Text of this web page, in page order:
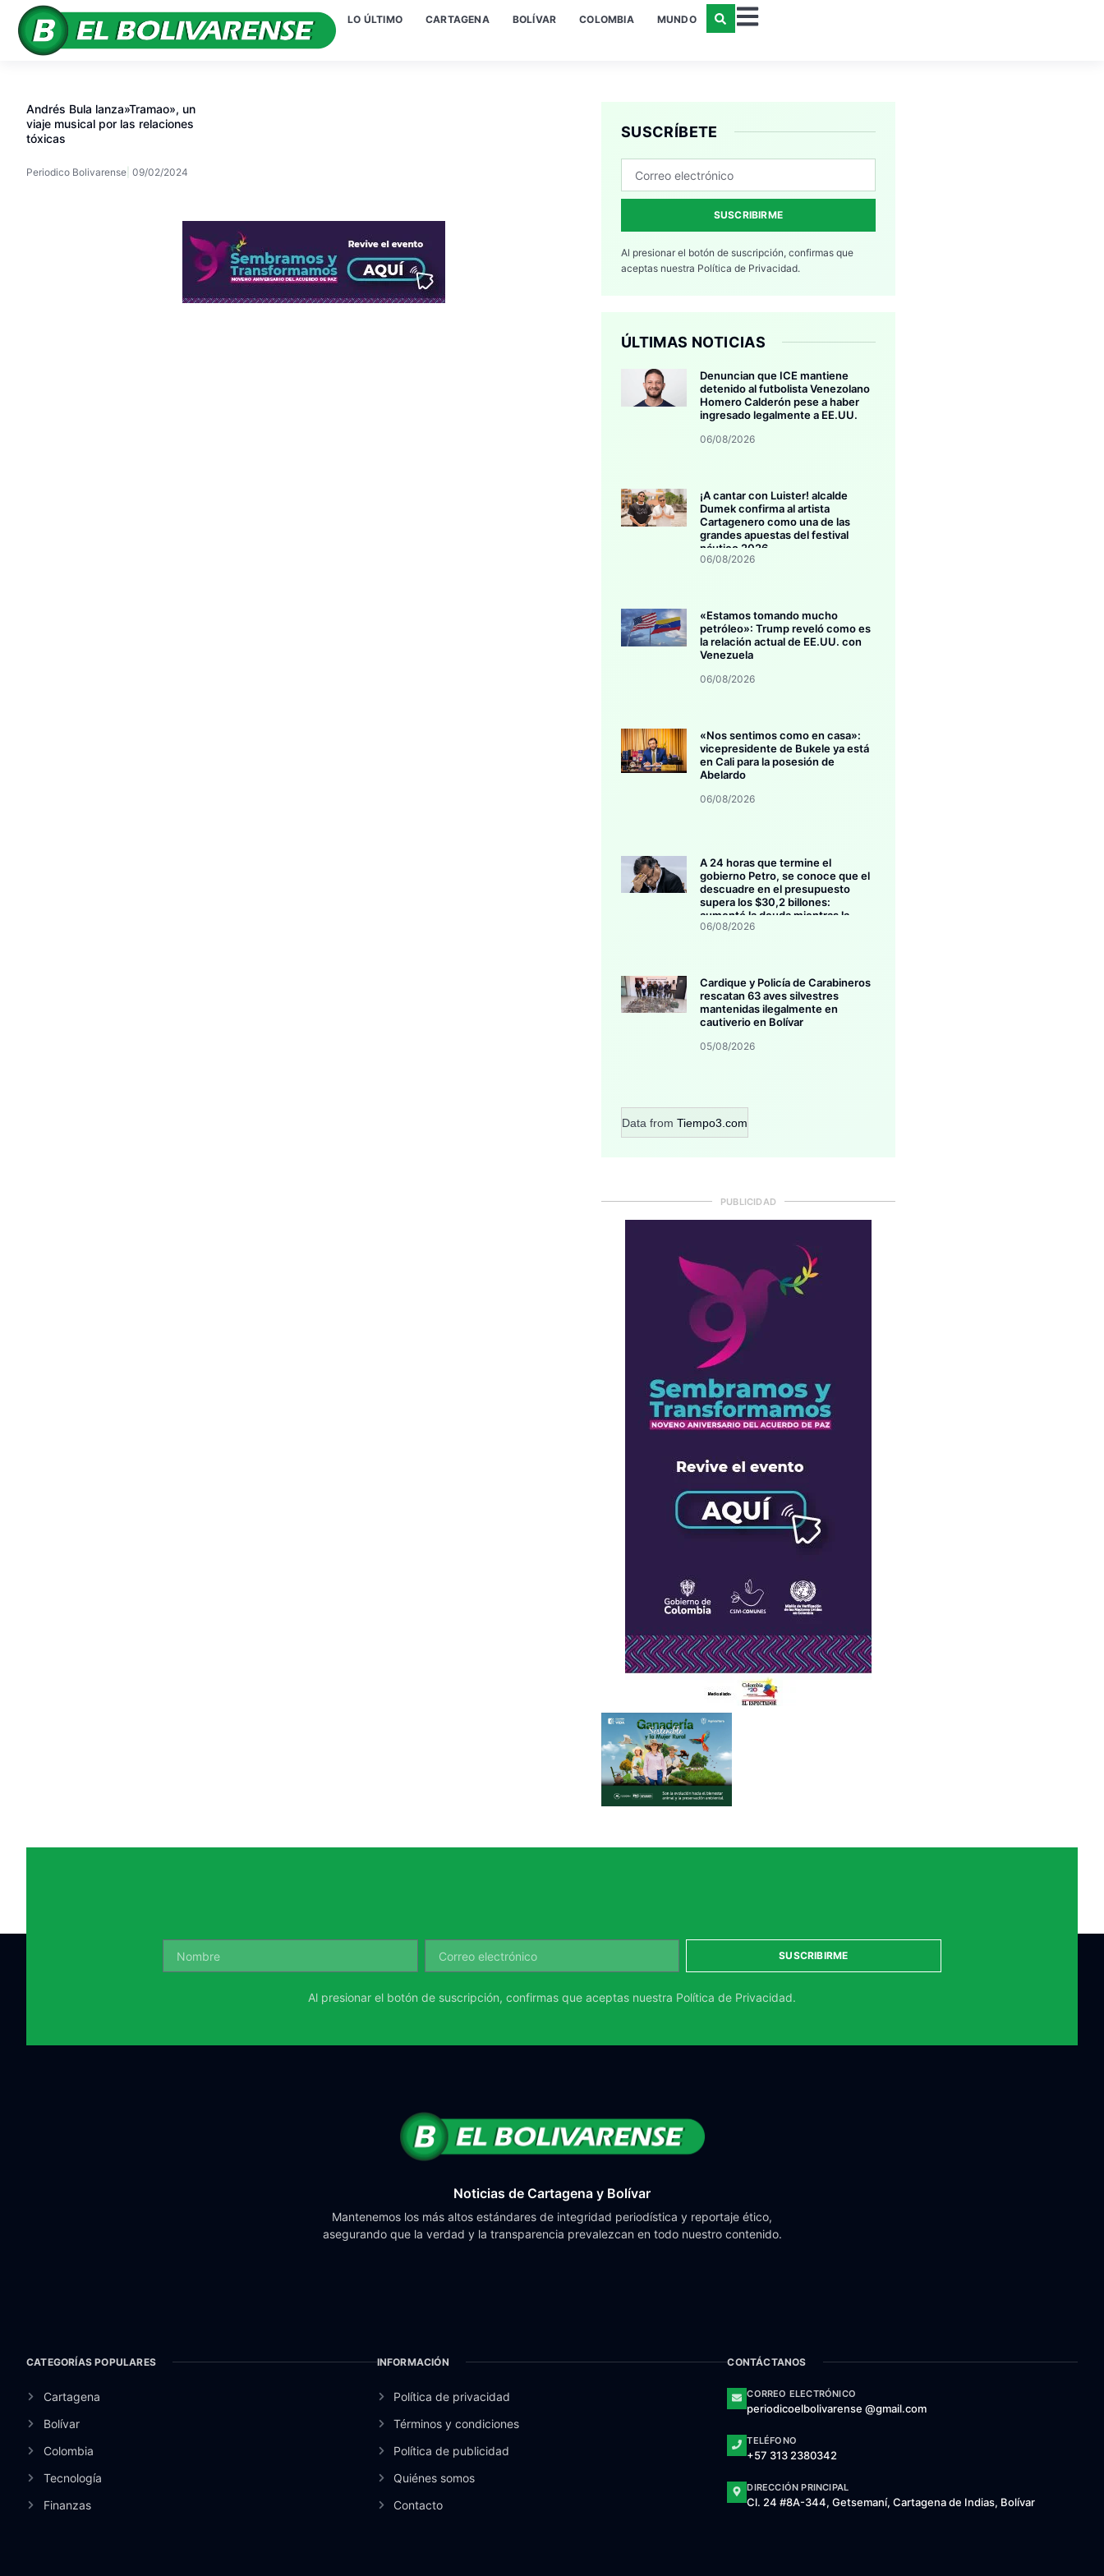
LO ÚLTIMO CARTAGENA BOLÍVAR COLOMBIA MUNDO
Andrés Bula lanza»Tramao», un
viaje musical por las relaciones
tóxicas
Periodico Bolivarense 09/02/2024
SUSCRÍBETE
SUSCRIBIRME
Al presionar el botón de suscripción, confirmas que
aceptas nuestra Política de Privacidad.
ÚLTIMAS NOTICIAS
Denuncian que ICE mantiene
detenido al futbolista Venezolano
Homero Calderón pese a haber
ingresado legalmente a EE.UU.
06/08/2026
¡A cantar con Luister! alcalde
Dumek confirma al artista
Cartagenero como una de las
grandes apuestas del festival
náutico 2026
06/08/2026
«Estamos tomando mucho
petróleo»: Trump reveló como es
la relación actual de EE.UU. con
Venezuela
06/08/2026
«Nos sentimos como en casa»:
vicepresidente de Bukele ya está
en Cali para la posesión de
Abelardo
06/08/2026
A 24 horas que termine el
gobierno Petro, se conoce que el
descuadre en el presupuesto
supera los $30,2 billones:
aumentó la deuda mientras la
inversión se estanca
06/08/2026
Cardique y Policía de Carabineros
rescatan 63 aves silvestres
mantenidas ilegalmente en
cautiverio en Bolívar
05/08/2026
Data from Tiempo3.com
PUBLICIDAD
SUSCRIBIRME
Al presionar el botón de suscripción, confirmas que aceptas nuestra Política de Privacidad.
Noticias de Cartagena y Bolívar
Mantenemos los más altos estándares de integridad periodística y reportaje ético,
asegurando que la verdad y la transparencia prevalezcan en todo nuestro contenido.
CATEGORÍAS POPULARES
Cartagena
Bolívar
Colombia
Tecnología
Finanzas
INFORMACIÓN
Política de privacidad
Términos y condiciones
Política de publicidad
Quiénes somos
Contacto
CONTÁCTANOS
CORREO ELECTRÓNICO
periodicoelbolivarense @gmail.com
TELÉFONO
+57 313 2380342
DIRECCIÓN PRINCIPAL
Cl. 24 #8A-344, Getsemaní, Cartagena de Indias, Bolívar